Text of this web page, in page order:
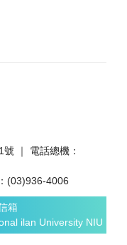
｜ 電話總機：
(03)936-4006
箱
ilan University NIU